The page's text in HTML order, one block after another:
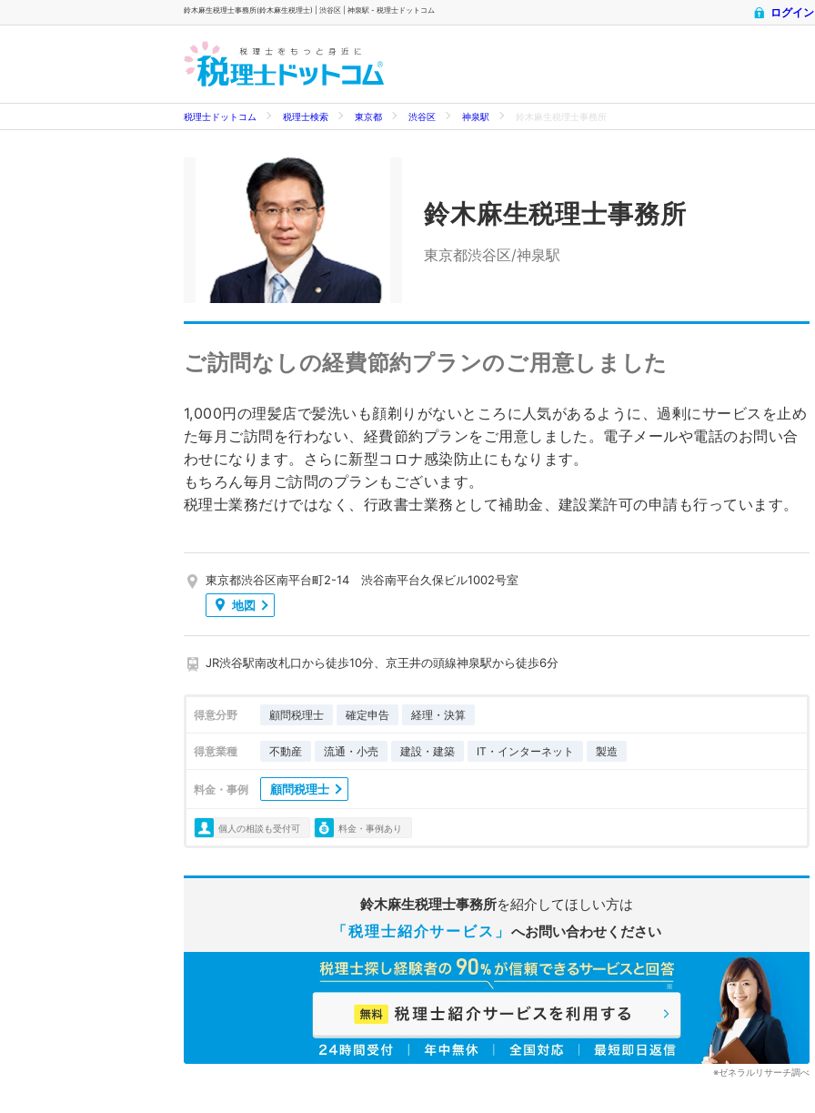
鈴木麻生税理士事務所(鈴木麻生税理士) | 渋谷区 | 神泉駅 - 税理士ドットコム ログイン
税理士ドットコム 税理士検索 東京都 渋谷区 神泉駅 鈴木麻生税理士事務所
鈴木麻生税理士事務所
東京都渋谷区/神泉駅
ご訪問なしの経費節約プランのご用意しました
1,000円の理髪店で髪洗いも顔剃りがないところに人気があるように、過剰にサービスを止め
た毎月ご訪問を行わない、経費節約プランをご用意しました。電子メールや電話のお問い合
わせになります。さらに新型コロナ感染防止にもなります。
もちろん毎月ご訪問のプランもございます。
税理士業務だけではなく、行政書士業務として補助金、建設業許可の申請も行っています。
東京都渋谷区南平台町2-14 渋谷南平台久保ビル1002号室
地図
JR渋谷駅南改札口から徒歩10分、京王井の頭線神泉駅から徒歩6分
得意分野 顧問税理士 確定申告 経理・決算
得意業種 不動産 流通・小売 建設・建築 IT・インターネット 製造
料金・事例 顧問税理士
個人の相談も受付可 料金・事例あり
鈴木麻生税理士事務所を紹介してほしい方は
「税理士紹介サービス」へお問い合わせください
※ゼネラルリサーチ調べ